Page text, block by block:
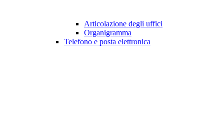
Articolazione degli uffici
Organigramma
Telefono e posta elettronica